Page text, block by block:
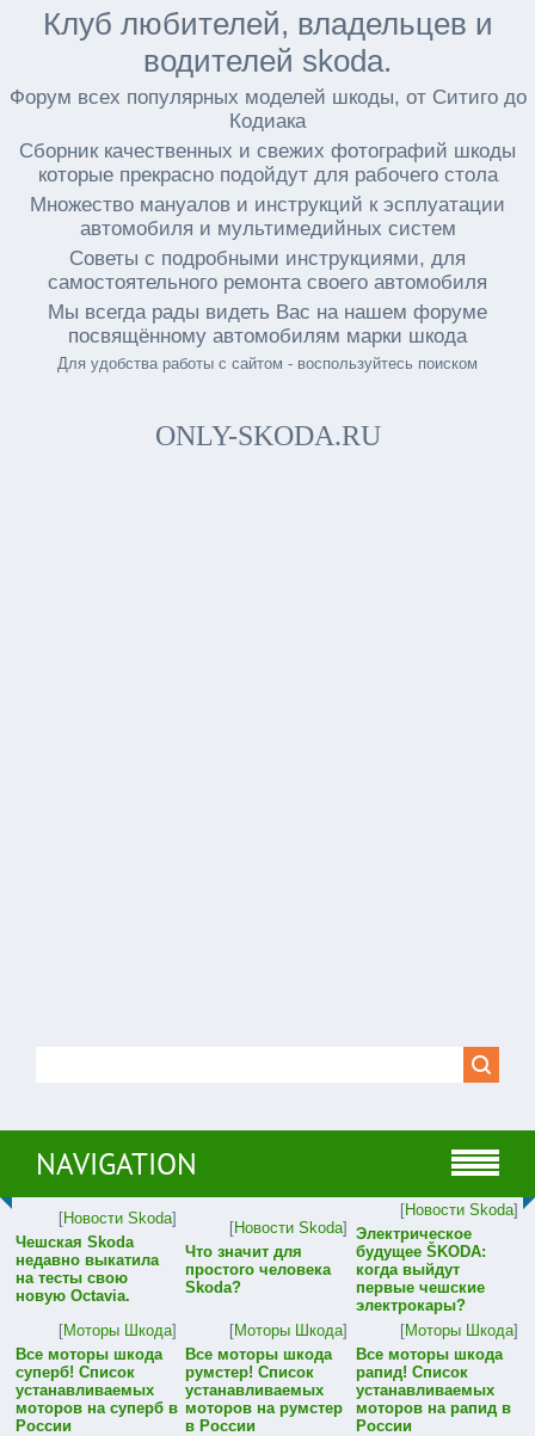
Клуб любителей, владельцев и
водителей skoda.
Форум всех популярных моделей шкоды, от Ситиго до
Кодиака
Сборник качественных и свежих фотографий шкоды
которые прекрасно подойдут для рабочего стола
Множество мануалов и инструкций к эсплуатации
автомобиля и мультимедийных систем
Советы с подробными инструкциями, для
самостоятельного ремонта своего автомобиля
Мы всегда рады видеть Вас на нашем форуме
посвящённому автомобилям марки шкода
Для удобства работы с сайтом - воспользуйтесь поиском
ONLY-SKODA.RU
NAVIGATION
[Новости Skoda]
Чешская Skoda
недавно выкатила
на тесты свою
новую Octavia.
[Новости Skoda]
Что значит для
простого человека
Skoda?
[Новости Skoda]
Электрическое
будущее ŠKODA:
когда выйдут
первые чешские
электрокары?
[Моторы Шкода]
Все моторы шкода
суперб! Список
устанавливаемых
моторов на суперб в
России
[Моторы Шкода]
Все моторы шкода
румстер! Список
устанавливаемых
моторов на румстер
в России
[Моторы Шкода]
Все моторы шкода
рапид! Список
устанавливаемых
моторов на рапид в
России